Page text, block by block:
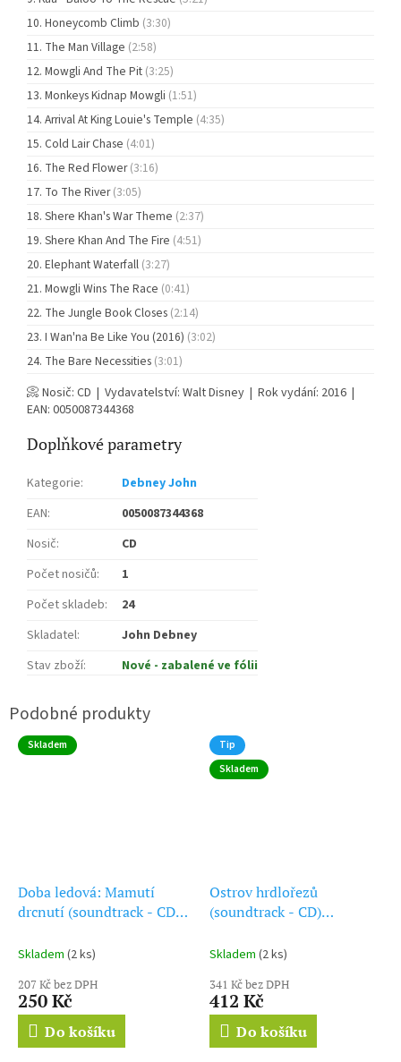
Honeycomb Climb (3:30)
The Man Village (2:58)
Mowgli And The Pit (3:25)
Monkeys Kidnap Mowgli (1:51)
Arrival At King Louie's Temple (4:35)
Cold Lair Chase (4:01)
The Red Flower(3:16)
To The River(3:05)
Shere Khan's War Theme (2:37)
Shere Khan And The Fire (4:51)
Elephant Waterfall (3:27)
Mowgli Wins The Race (0:41)
The Jungle Book Closes (2:14)
I Wan'na Be Like You (2016) (3:02)
The Bare Necessities (3:01)
📀 Nosič: CD | Vydavatelství: Walt Disney | Rok vydání: 2016 |
EAN: 0050087344368
Doplňkové parametry
Kategorie:
Debney John
EAN:
0050087344368
Nosič:
CD
Počet nosičů:
1
Počet skladeb:
24
Skladatel:
John Debney
Stav zboží: Nové - zabalené ve fólii
Skladem
Doba ledová: Mamutí
drcnutí (soundtrack - CD)
Skladem (2 ks)
207 Kč bez DPH
250 Kč
Do košíku
Tip
Skladem
Ostrov hrdlořezů
(soundtrack - CD)
Skladem (2 ks)
341 Kč bez DPH
412 Kč
Do košíku